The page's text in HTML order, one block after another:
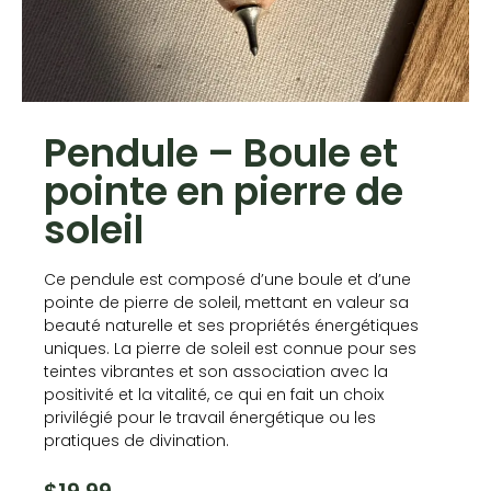
Pendule – Boule et
pointe en pierre de
soleil
Ce pendule est composé d’une boule et d’une
pointe de pierre de soleil, mettant en valeur sa
beauté naturelle et ses propriétés énergétiques
uniques. La pierre de soleil est connue pour ses
teintes vibrantes et son association avec la
positivité et la vitalité, ce qui en fait un choix
privilégié pour le travail énergétique ou les
pratiques de divination.